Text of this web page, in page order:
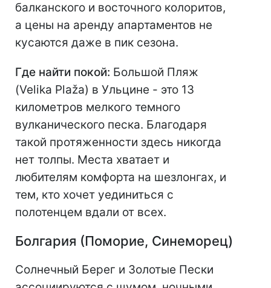
балканского и восточного колоритов,
а цены на аренду апартаментов не
кусаются даже в пик сезона.
Где найти покой: Большой Пляж
(Velika Plaža) в Ульцине - это 13
километров мелкого темного
вулканического песка. Благодаря
такой протяженности здесь никогда
нет толпы. Места хватает и
любителям комфорта на шезлонгах, и
тем, кто хочет уединиться с
полотенцем вдали от всех.
Болгария (Поморие, Синеморец)
Солнечный Берег и Золотые Пески